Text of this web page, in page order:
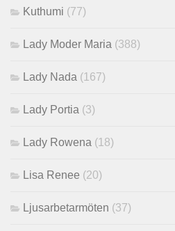
Kuthumi (77)
Lady Moder Maria (388)
Lady Nada (167)
Lady Portia (3)
Lady Rowena (18)
Lisa Renee (20)
Ljusarbetarmöten (37)